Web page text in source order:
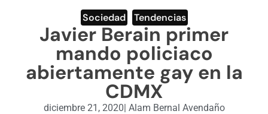
ENGLISH SECTION
VIDEOS
Sociedad Tendencias
Javier Berain primer
mando policiaco
abiertamente gay en la
CDMX
diciembre 21, 2020| Alam Bernal Avendaño